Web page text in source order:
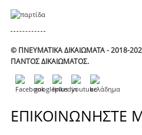
© ΠΝΕΥΜΑΤΙΚΆ ΔΙΚΑΙΏΜΑΤΑ - 2018-
ΠΑΝΤΌΣ ΔΙΚΑΙΏΜΑΤΟΣ.
ΕΠΙΚΟΙΝΩΝΉΣΤΕ